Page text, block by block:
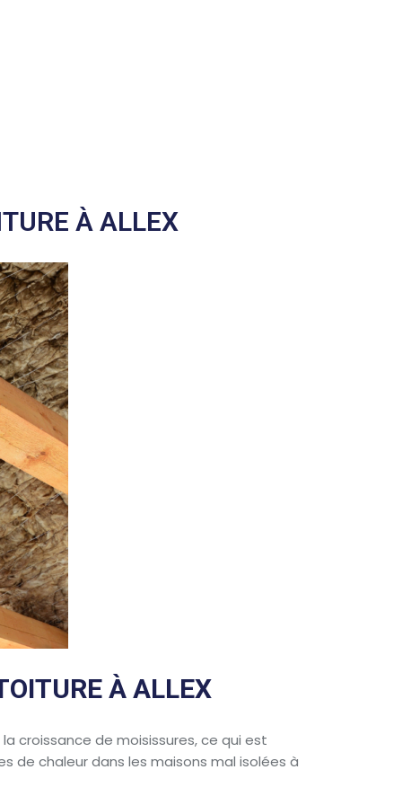
À ALLEX
À ALLEX
croissance de moisissures, ce qui est
de chaleur dans les maisons mal isolées à